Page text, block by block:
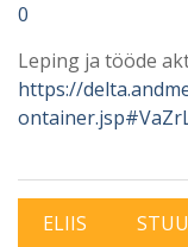
0
Leping ja tööde
https://
ELIIS